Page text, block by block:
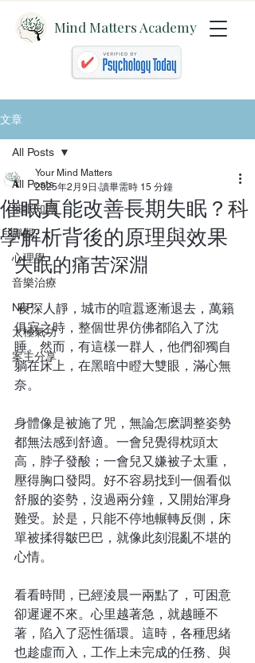
Mind Matters Academy
文章
All Posts
催眠知識
靜觀
心理學
音樂治療
NLP
太極氣功
案主分享
All Posts
催眠真能改善長期失眠？科
學解析背後的原理與效果
Your Mind Matters
2025年2月9日 讀畢需時 15 分鐘
失眠的痛苦深淵
夜深人靜，城市的喧囂逐漸退去，萬籟
俱寂之時，整個世界仿佛都陷入了沈
睡。然而，有這樣一群人，他們卻獨自
躺在床上，在黑暗中瞪大雙眼，滿心無
奈。
身體像是被施了咒，無論怎麽調整姿勢
都無法感到舒適。一會兒覺得枕頭太
高，脖子發酸；一會兒又嫌被子太重，
壓得胸口發悶。好不容易找到一個看似
舒服的姿勢，沒過兩分鐘，又開始渾身
難受。於是，只能不停地輾轉反側，床
單被揉得皺巴巴，就像此刻混亂不堪的
心情。
看看時間，已經淩晨一兩點了，可困意
卻遲遲不來。心里越著急，就越睡不
著，陷入了惡性循環。這時，各種思緒
也趁虛而入，工作上未完成的任務、與